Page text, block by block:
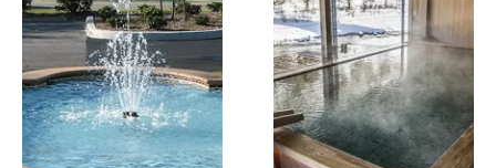
حمام سباحة خارجي بركة سبا